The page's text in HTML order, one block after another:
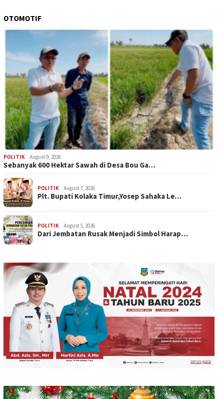
OTOMOTIF
POLITIK August 9, 2026
Sebanyak 600 Hektar Sawah di Desa Bou Ga…
POLITIK August 7, 2026
Plt. Bupati Kolaka Timur,Yosep Sahaka Le…
POLITIK August 5, 2026
Dari Jembatan Rusak Menjadi Simbol Harap…